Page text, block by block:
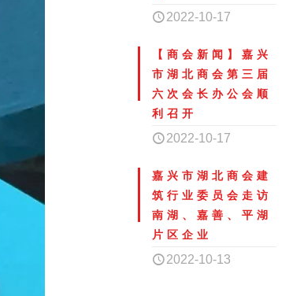
2022-10-17
【商会新闻】嘉兴
市湖北商会第三届
六次会长办公会顺
利召开
2022-10-17
嘉兴市湖北商会建
筑行业委员会走访
南湖、嘉善、平湖
片区企业
2022-10-13